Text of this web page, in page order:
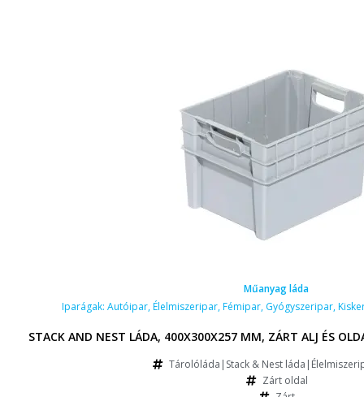
Műanyag láda
Iparágak: Autóipar,Élelmiszeripar,Fémipar, Gyógyszeripar,
STACK AND NEST LÁDA, 400X300X257 MM, ZÁRT ALJ ÉS
Tárolóláda|Stack & Nest
Zárt oldal